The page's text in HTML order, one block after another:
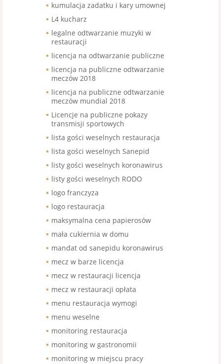
kumulacja zadatku i kary umownej
L4 kucharz
legalne odtwarzanie muzyki w
restauracji
licencja na odtwarzanie publiczne
licencja na publiczne odtwarzanie
meczów 2018
licencja na publiczne odtwarzanie
meczów mundial 2018
Licencje na publiczne pokazy
transmisji sportowych
lista gości weselnych restauracja
lista gości weselnych Sanepid
listy gości weselnych koronawirus
listy gości weselnych RODO
logo franczyza
logo restauracja
maksymalna cena papierosów
mała cukiernia w domu
mandat od sanepidu koronawirus
mecz w barze licencja
mecz w restauracji licencja
mecz w restauracji opłata
menu restauracja wymogi
menu weselne
monitoring restauracja
monitoring w gastronomii
monitoring w miejscu pracy